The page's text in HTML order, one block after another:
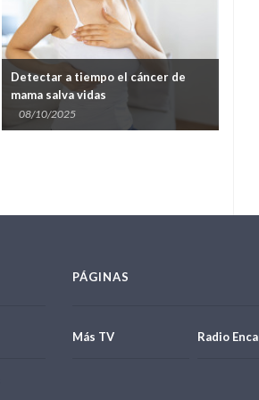
Detectar a tiempo el cáncer de
mama salva vidas
08/10/2025
PÁGINAS
Más TV Radio